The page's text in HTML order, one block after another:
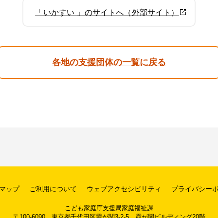
「いかすい 」のサイトへ（外部サイト）
各地の支援団体の一覧に戻る
ップ ご利用について ウェブアクセシビリティ プライバシー
こども家庭庁支援局家庭福祉課